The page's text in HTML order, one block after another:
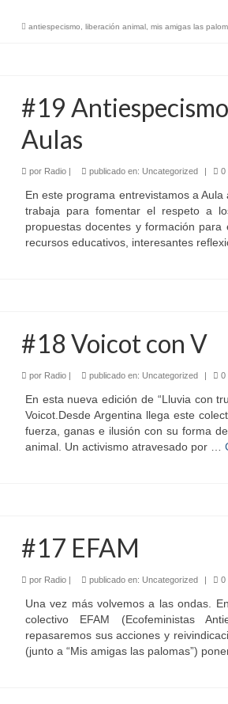
antiespecismo liberación animal, mis amigas las
#19
Aulas
por Radio| publicado en: Uncategorized | 0
En este programa entrevistamos a
trabaja para fomentar el respeto a
propuestas docentes y formación
recursos educativos, interesantes
#18 Voicot con V
por Radio| publicado en: Uncategorized | 0
En esta nueva edición de “Lluvia con
Voicot.Desde Argentina llega este
fuerza, ganas e ilusión con su forma
animal. Un activismo atravesado por …
#17 EFAM
por Radio| publicado en: Uncategorized | 0
Una vez más volvemos a las ondas.
colectivo EFAM (Ecofeministas
repasaremos sus acciones y
(junto a “Mis amigas las palomas”)